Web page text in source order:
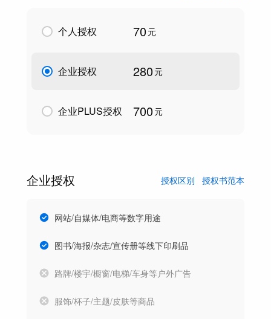
个人授权 70元
企业授权 280 元
企业PLUS授权 700元
企业授权 授权区别 授权书范本
网站/自媒体/电商等数字用途
图书/海报/杂志/宣传册等线下印刷品
路牌/楼宇/橱窗/电梯/车身等户外广告
服饰/杯子/主题/皮肤等商品